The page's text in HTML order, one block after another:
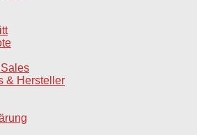
& Hersteller